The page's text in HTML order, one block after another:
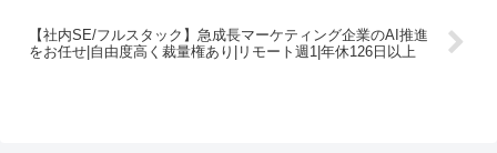
【社内SE/フルスタック】急成長マーケティング企業のAI推進
をお任せ|自由度高く裁量権あり|リモート週1|年休126日以上